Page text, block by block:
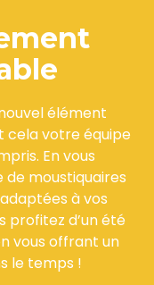
élément
cela votre équipe
En vous
moustiquaires
à vos
profitez d’un été
vous offrant un
le temps !